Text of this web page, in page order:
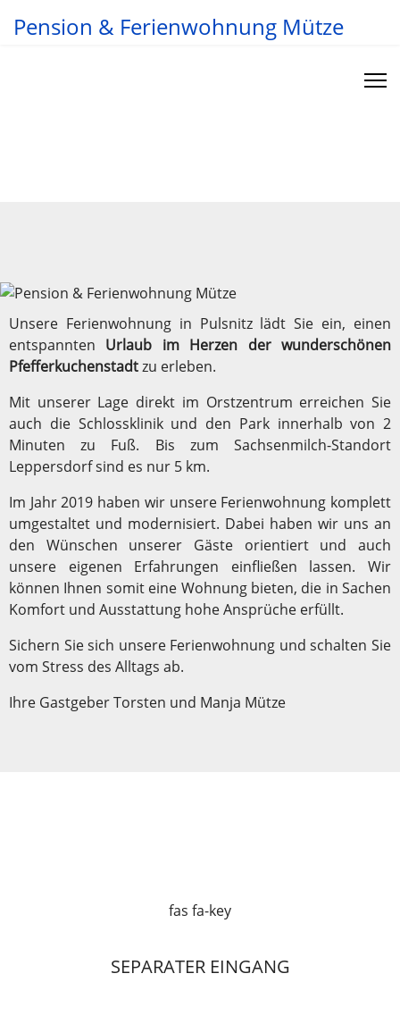
Pension & Ferienwohnung Mütze
Unsere Ferienwohnung in Pulsnitz lädt Sie ein, einen
entspannten Urlaub im Herzen der wunderschönen
Pfefferkuchenstadtzu erleben.
Mit unserer Lage direkt im Orstzentrum erreichen Sie
auch die Schlossklinik und den Park innerhalb von 2
Minuten zu Fuß. Bis zum Sachsenmilch-Standort
Leppersdorf sind es nur 5 km.
Im Jahr 2019 haben wir unsere Ferienwohnung komplett
umgestaltet und modernisiert. Dabei haben wir uns an
den Wünschen unserer Gäste orientiert und auch
unsere eigenen Erfahrungen einfließen lassen. Wir
können Ihnen somit eine Wohnung bieten, die in Sachen
Komfort und Ausstattung hohe Ansprüche erfüllt.
Sichern Sie sich unsere Ferienwohnung und schalten Sie
vom Stress des Alltags ab.
Ihre Gastgeber Torsten und Manja Mütze
fas fa-key
SEPARATER EINGANG